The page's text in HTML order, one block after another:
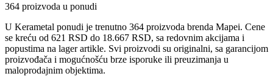
364 proizvoda u ponudi
U Kerametal ponudi je trenutno 364 proizvoda brenda Mapei. Cene
se kreću od 621 RSD do 18.667 RSD, sa redovnim akcijama i
popustima na lager artikle. Svi proizvodi su originalni, sa garancijom
proizvođača i mogućnošću brze isporuke ili preuzimanja u
maloprodajnim objektima.